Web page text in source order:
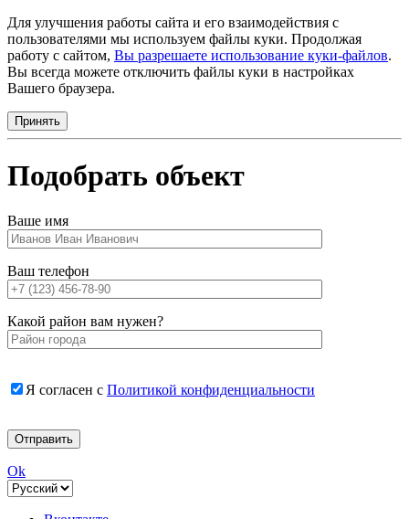
Для улучшения работы сайта и его взаимодействия с
пользователями мы используем файлы куки. Продолжая
работу с сайтом, Вы разрешаете использование куки-файлов.
Вы всегда можете отключить файлы куки в настройках
Вашего браузера.
Принять
Подобрать объект
Ваше имя
Ваш телефон
Какой район вам нужен?
Я согласен с Политикой конфиденциальности
Ok